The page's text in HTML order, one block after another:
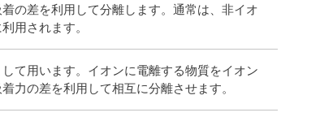
の差を利用して分離します。通常は、非イオ
用されます。
て用います。イオンに電離する物質をイオン
力の差を利用して相互に分離させます。